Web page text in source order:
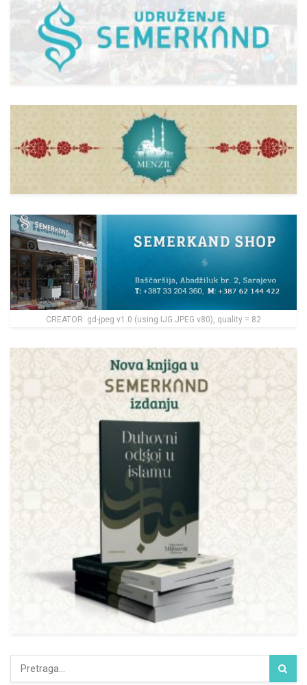
CREATOR: gd-jpeg v1.0 (using IJG JPEG v80), quality = 82